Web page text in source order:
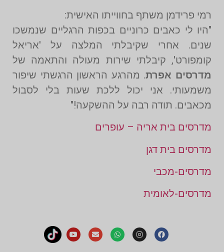
רמי פרידמן משתף בחווייתו האישית:
"היו לי כאבים כרוניים בכפות הרגליים שנמשכו
שנים. אחרי שקיבלתי המלצה על 'אריאל
קומפורט', קיבלתי שירות מעולה והתאמה של
מדרסים אפרת. מהרגע הראשון הרגשתי שיפור
משמעותי. אני יכול ללכת שעות בלי לסבול
מכאבים. תודה רבה על ההשקעה!"
מדרסים בית אריה – עופרים
מדרסים בית דגן
מדרסים-מכבי
מדרסים-לאומית